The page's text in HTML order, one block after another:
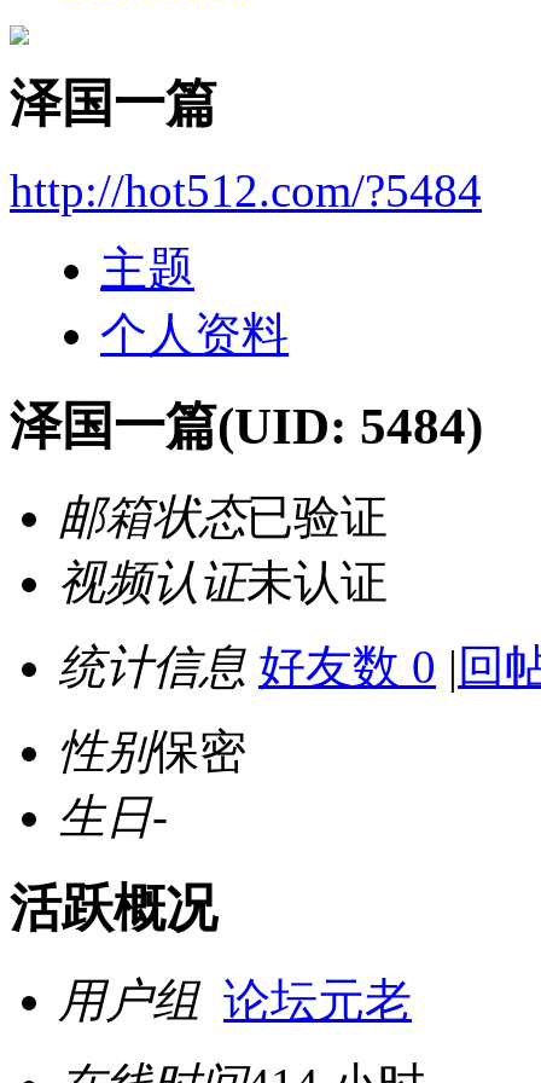
泽国一篇
http://hot512.com/?5484
主题
个人资料
泽国一篇(UID: 5484)
邮箱状态已验证
视频认证未认证
统计信息 好友数 0 | 回
性别保密
生日-
活跃概况
用户组 论坛元老